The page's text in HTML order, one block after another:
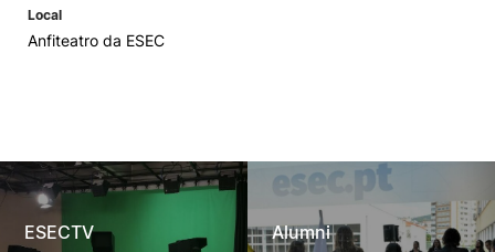
Local
Anfiteatro da ESEC
ESECTV Alumni